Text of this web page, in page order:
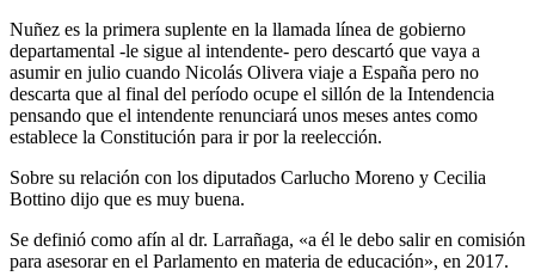
Nuñez es la primera suplente en la llamada línea de gobierno
departamental -le sigue al intendente- pero descartó que vaya a
asumir en julio cuando Nicolás Olivera viaje a España pero no
descarta que al final del período ocupe el sillón de la Intendencia
pensando que el intendente renunciará unos meses antes como
establece la Constitución para ir por la reelección.
Sobre su relación con los diputados Carlucho Moreno y Cecilia
Bottino dijo que es muy buena.
Se definió como afín al dr. Larrañaga, «a él le debo salir en comisión
para asesorar en el Parlamento en materia de educación», en 2017.